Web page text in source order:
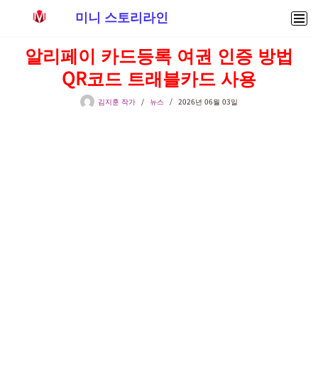
미니 스토리라인
알리페이 카드등록 여권 인증 방법
QR코드 트래블카드 사용
김지훈 작가 뉴스 2026년 06월 03일